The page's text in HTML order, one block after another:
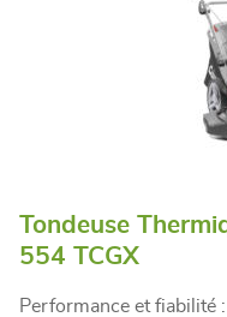
Tondeuse
554 TCGX
Performance et fiabilité